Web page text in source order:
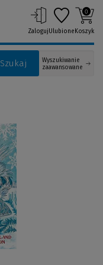
Szukaj
Wyszukiwanie
zaawansowane
ZalogujUlubione
0
Koszyk
(Link
do
innej
strony)